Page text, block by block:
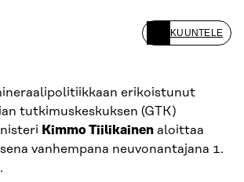
KUUNTELE
erikoistunut
tutkimuskeskuksen (GTK)
Kimmo Tiilikainen aloittaa
vanhempana neuvonantajana 1.